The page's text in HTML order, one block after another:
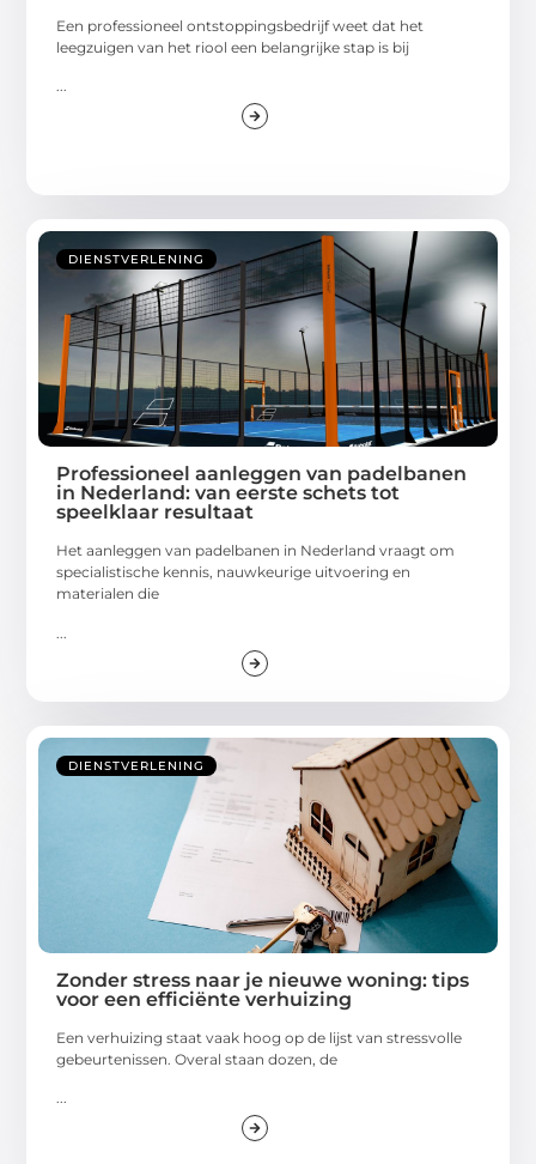
Een professioneel ontstoppingsbedrijf weet dat het
leegzuigen van het riool een belangrijke stap is bij
...
DIENSTVERLENING
Professioneel aanleggen van padelbanen
in Nederland: van eerste schets tot
speelklaar resultaat
Het aanleggen van padelbanen in Nederland vraagt om
specialistische kennis, nauwkeurige uitvoering en
materialen die
DIENSTVERLENING
Zonder stress naar je nieuwe woning: tips
voor een efficiënte verhuizing
Een verhuizing staat vaak hoog op de lijst van stressvolle
gebeurtenissen. Overal staan dozen, de